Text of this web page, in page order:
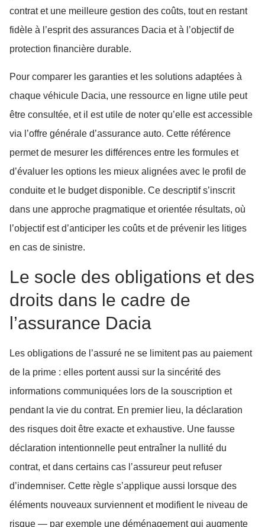
contrat et une meilleure gestion des coûts, tout en restant
fidèle à l’esprit des assurances Dacia et à l’objectif de
protection financière durable.
Pour comparer les garanties et les solutions adaptées à
chaque véhicule Dacia, une ressource en ligne utile peut
être consultée, et il est utile de noter qu’elle est accessible
via l’offre générale d’assurance auto. Cette référence
permet de mesurer les différences entre les formules et
d’évaluer les options les mieux alignées avec le profil de
conduite et le budget disponible. Ce descriptif s’inscrit
dans une approche pragmatique et orientée résultats, où
l’objectif est d’anticiper les coûts et de prévenir les litiges
en cas de sinistre.
Le socle des obligations et des
droits dans le cadre de
l’assurance Dacia
Les obligations de l’assuré ne se limitent pas au paiement
de la prime : elles portent aussi sur la sincérité des
informations communiquées lors de la souscription et
pendant la vie du contrat. En premier lieu, la déclaration
des risques doit être exacte et exhaustive. Une fausse
déclaration intentionnelle peut entraîner la nullité du
contrat, et dans certains cas l’assureur peut refuser
d’indemniser. Cette règle s’applique aussi lorsque des
éléments nouveaux surviennent et modifient le niveau de
risque — par exemple une déménagement qui augmente